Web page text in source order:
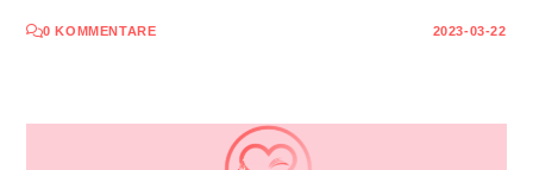
0 KOMMENTARE 2023-03-22